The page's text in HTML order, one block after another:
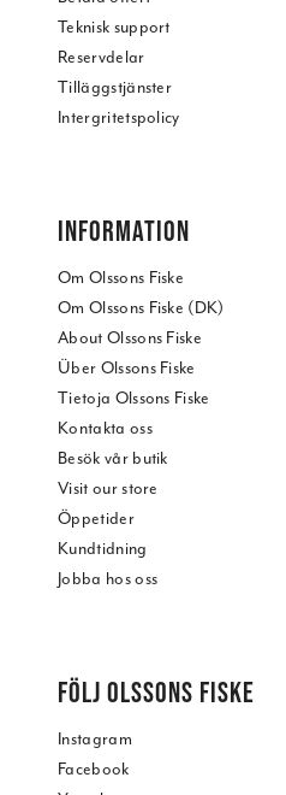
Teknisk support
Reservdelar
Tilläggstjänster
Intergritetspolicy
INFORMATION
Om Olssons Fiske
Om Olssons Fiske (DK)
About Olssons Fiske
Über Olssons Fiske
Tietoja Olssons Fiske
Kontakta oss
Besök vår butik
Visit our store
Öppetider
Kundtidning
Jobba hos oss
FÖLJ OLSSONS FISKE
Instagram
Facebook